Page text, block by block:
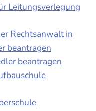
Leitungsverlegung
Rechtsanwalt in
beantragen
beantragen